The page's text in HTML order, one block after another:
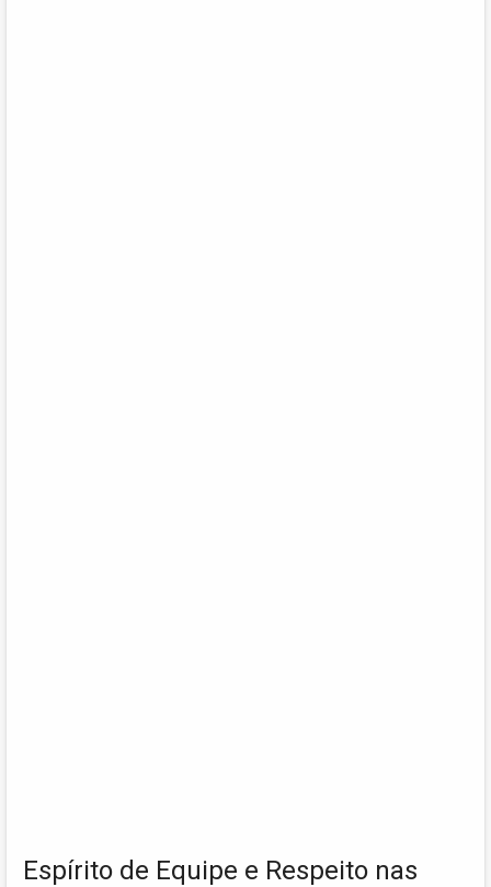
Espírito de Equipe e Respeito nas